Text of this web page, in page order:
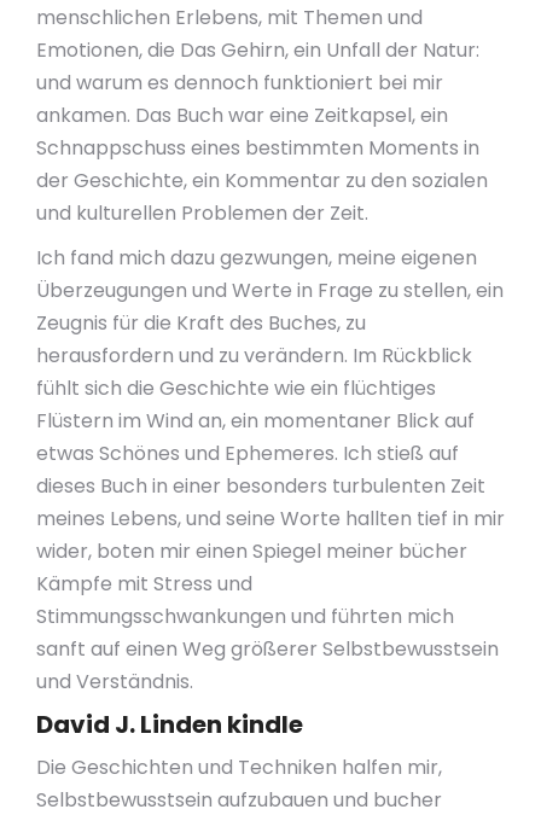
menschlichen Erlebens, mit Themen und
Emotionen, die Das Gehirn, ein Unfall der Natur:
und warum es dennoch funktioniert bei mir
ankamen. Das Buch war eine Zeitkapsel, ein
Schnappschuss eines bestimmten Moments in
der Geschichte, ein Kommentar zu den sozialen
und kulturellen Problemen der Zeit.
Ich fand mich dazu gezwungen, meine eigenen
Überzeugungen und Werte in Frage zu stellen, ein
Zeugnis für die Kraft des Buches, zu
herausfordern und zu verändern. Im Rückblick
fühlt sich die Geschichte wie ein flüchtiges
Flüstern im Wind an, ein momentaner Blick auf
etwas Schönes und Ephemeres. Ich stieß auf
dieses Buch in einer besonders turbulenten Zeit
meines Lebens, und seine Worte hallten tief in mir
wider, boten mir einen Spiegel meiner bücher
Kämpfe mit Stress und
Stimmungsschwankungen und führten mich
sanft auf einen Weg größerer Selbstbewusstsein
und Verständnis.
David J. Linden kindle
Die Geschichten und Techniken halfen mir,
Selbstbewusstsein aufzubauen und bucher